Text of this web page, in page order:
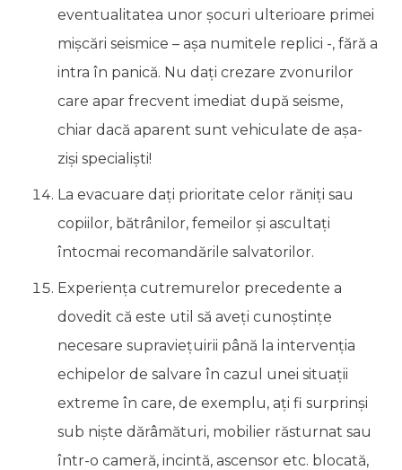
eventualitatea unor şocuri ulterioare primei
mişcări seismice – aşa numitele replici -, fără a
intra în panică. Nu daţi crezare zvonurilor
care apar frecvent imediat după seisme,
chiar dacă aparent sunt vehiculate de aşa-
zişi specialişti!
La evacuare daţi prioritate celor răniţi sau
copiilor, bătrânilor, femeilor şi ascultaţi
întocmai recomandările salvatorilor.
Experienţa cutremurelor precedente a
dovedit că este util să aveţi cunoştinţe
necesare supravieţuirii până la intervenţia
echipelor de salvare în cazul unei situaţii
extreme în care, de exemplu, aţi fi surprinşi
sub nişte dărâmături, mobilier răsturnat sau
într-o cameră, incintă, ascensor etc. blocată,